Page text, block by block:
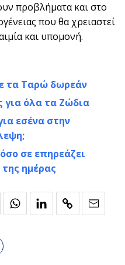
προβλήματα και στο
που θα χρειαστεί
και υπομονή.
τα Ταρώ δωρεάν
για όλα τα Ζώδια
εσένα στην
σε επηρεάζει
ημέρας